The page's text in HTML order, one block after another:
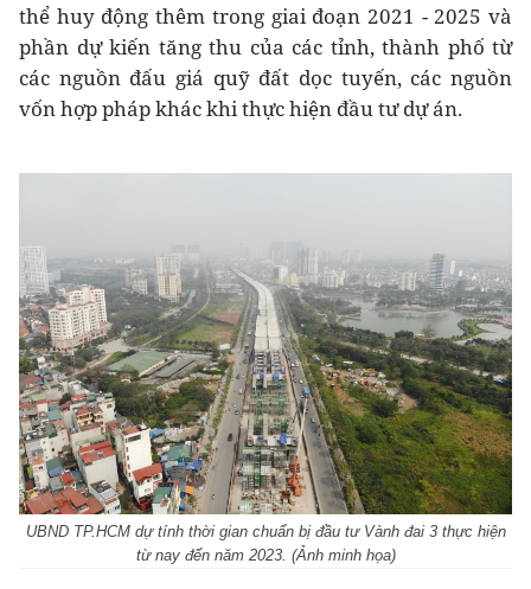
thể huy động thêm trong giai đoạn 2021 - 2025 và
phần dự kiến tăng thu của các tỉnh, thành phố từ
các nguồn đấu giá quỹ đất dọc tuyến, các nguồn
vốn hợp pháp khác khi thực hiện đầu tư dự án.
UBND TP.HCM dự tính thời gian chuẩn bị đầu tư Vành đai 3 thực hiện
từ nay đến năm 2023. (Ảnh minh họa)